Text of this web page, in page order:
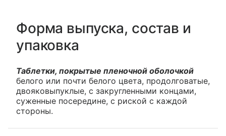
Форма выпуска, состав и
упаковка
Таблетки, покрытые пленочной оболочкой
белого или почти белого цвета, продолговатые,
двояковыпуклые, с закругленными концами,
суженные посередине, с риской с каждой
стороны.